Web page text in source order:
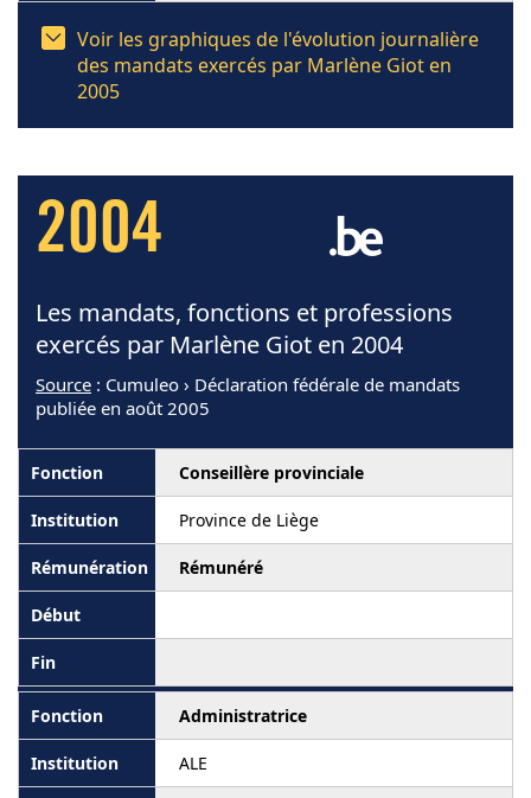
Voir les graphiques de l'évolution journalière
des mandats exercés par Marlène Giot en
2005
2004
Les mandats, fonctions et professions
exercés par Marlène Giot en 2004
Source : Cumuleo › Déclaration fédérale de mandats
publiée en août 2005
Conseillère provinciale
Province de Liège
Rémunéré
Administratrice
ALE